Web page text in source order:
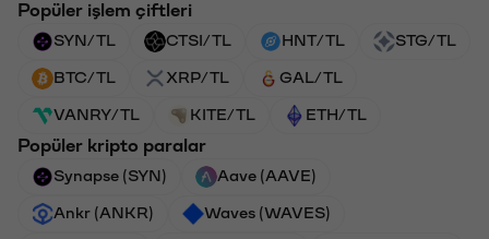
Popüler işlem çiftleri
SYN/TL CTSI/TL HNT/TL STG/TL
BTC/TL XRP/TL GAL/TL
VANRY/TL KITE/TL ETH/TL
Popüler kripto paralar
Synapse (SYN) Aave (AAVE)
Ankr (ANKR) Waves (WAVES)